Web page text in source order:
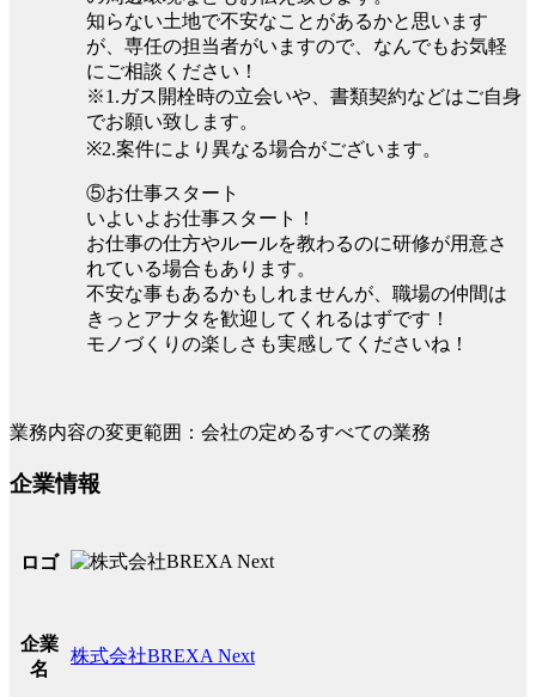
知らない土地で不安なことがあるかと思います
が、専任の担当者がいますので、なんでもお気軽
にご相談ください！
※1.ガス開栓時の立会いや、書類契約などはご自身
でお願い致します。
※2.案件により異なる場合がございます。
⑤お仕事スタート
いよいよお仕事スタート！
お仕事の仕方やルールを教わるのに研修が用意さ
れている場合もあります。
不安な事もあるかもしれませんが、職場の仲間は
きっとアナタを歓迎してくれるはずです！
モノづくりの楽しさも実感してくださいね！
業務内容の変更範囲：会社の定めるすべての業務
企業情報
ロゴ
企業
名
株式会社BREXA Next